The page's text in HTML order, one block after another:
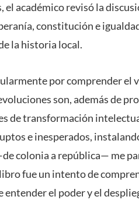
el académico revisó la
constitución e
la historia local.
por comprender el
son, además de
de transformación
e inesperados,
colonia a república— me
fue un intento de
el poder y el